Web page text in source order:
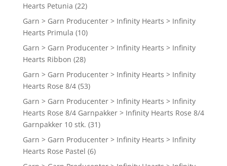
Hearts Petunia (22)
Garn > Garn Producenter > Infinity Hearts > Infinity
Hearts Primula (10)
Garn > Garn Producenter > Infinity Hearts > Infinity
Hearts Ribbon (28)
Garn > Garn Producenter > Infinity Hearts > Infinity
Hearts Rose 8/4 (53)
Garn > Garn Producenter > Infinity Hearts > Infinity
Hearts Rose 8/4 Garnpakker > Infinity Hearts Rose 8/4
Garnpakker 10 stk. (31)
Garn > Garn Producenter > Infinity Hearts > Infinity
Hearts Rose Pastel (6)